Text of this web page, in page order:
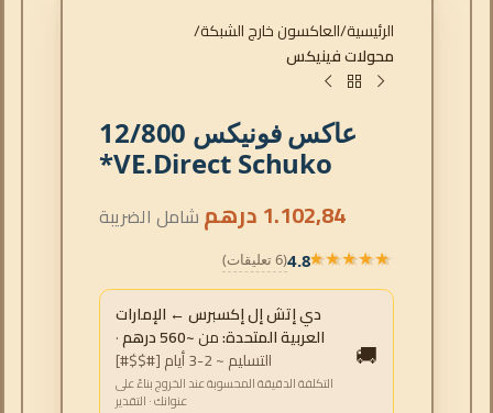
الرئيسية العاكسون خارج الشبكة
محولات فينيكس
عاكس فونيكس 12/800
VE.Direct Schuko*
1.102,84درهم شامل الضريبة
★★★★★
★★★★★
4.8(6 تعليقات)
🚚
دي إتش إل إكسبرس ← الإمارات
العربية المتحدة:من~560 درهم
·
التسليم ~ 2-3 أيام [#$$#]
التكلفة الدقيقة المحسوبة عند الخروج بناءً على
عنوانك · التقدير